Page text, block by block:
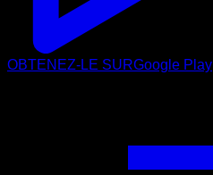
OBTENEZ-LE SURGoogle Play